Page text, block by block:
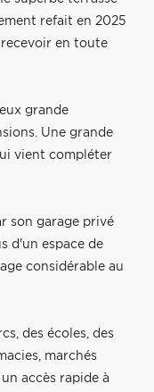
refait en 2025
en toute
grande
Une grande
vient compléter
son garage privé
d'un espace de
considérable au
des écoles, des
marchés
accès rapide à